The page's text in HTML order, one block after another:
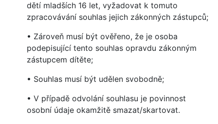
dětí mladších 16 let, vyžadovat k tomuto
zpracovávání souhlas jejich zákonných zástupců;
• Zároveň musí být ověřeno, že je osoba
podepisující tento souhlas opravdu zákonným
zástupcem dítěte;
• Souhlas musí být udělen svobodně;
• V případě odvolání souhlasu je povinnost
osobní údaje okamžitě smazat/skartovat.